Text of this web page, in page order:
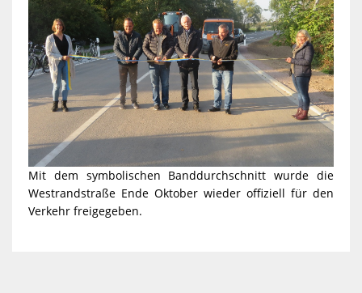
Mit dem symbolischen Banddurchschnitt wurde die
Westrandstraße Ende Oktober wieder offiziell für den
Verkehr freigegeben.